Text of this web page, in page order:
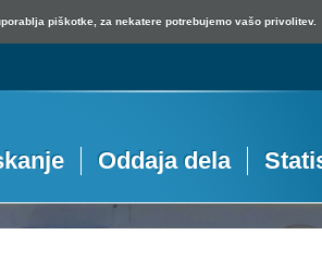
piškotke, za nekatere potrebujemo vašo privolitev.
Oddaja dela